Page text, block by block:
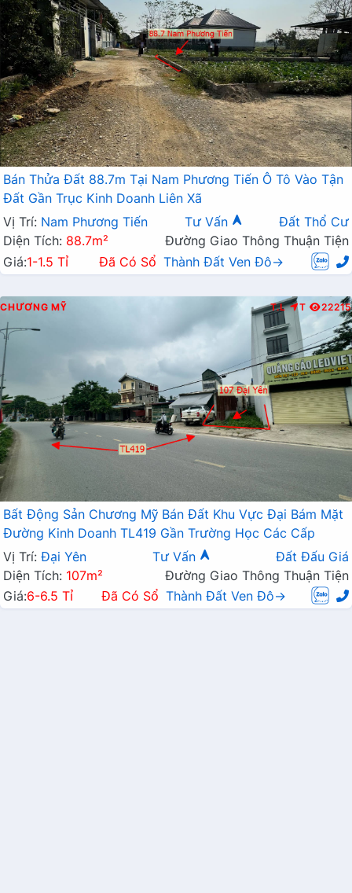
Bán Thửa Đất 88.7m Tại Nam Phương Tiến Ô Tô Vào Tận
Đất Gần Trục Kinh Doanh Liên Xã
Vị Trí: Nam Phương Tiến Tư Vấn
Đất Thổ Cư
Diện Tích: 88.7m²
Đường Giao Thông Thuận Tiện
Giá:1-1.5 Tỉ Đã Có Sổ Thành Đất Ven Đô→
CHƯƠNG MỸ T.L T 22215
Bất Động Sản Chương Mỹ Bán Đất Khu Vực Đại Bám Mặt
Đường Kinh Doanh TL419 Gần Trường Học Các Cấp
Vị Trí: Đại Yên Tư Vấn
Đất Đấu Giá
Diện Tích: 107m²
Đường Giao Thông Thuận Tiện
Giá:6-6.5 Tỉ Đã Có Sổ Thành Đất Ven Đô→